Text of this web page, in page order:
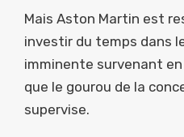
Mais Aston Martin est
investir du temps dans
imminente survenant
que le gourou de la
supervise.